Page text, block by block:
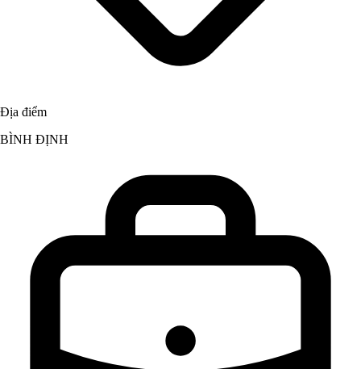
Địa điểm
BÌNH ĐỊNH